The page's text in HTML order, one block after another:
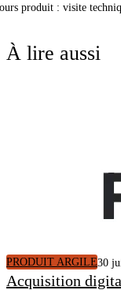
produit : visite
À lire aussi
PRODUIT ARGILE30
Acquisition